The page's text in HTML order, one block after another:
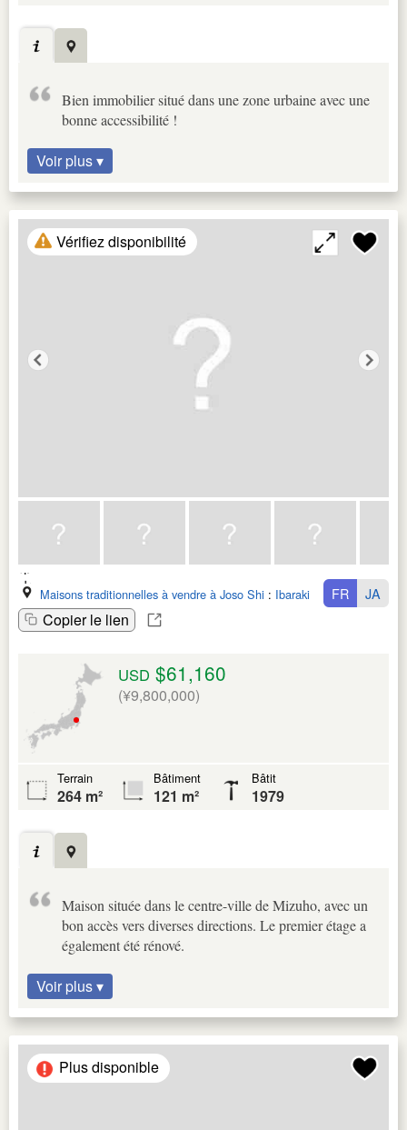
Bien immobilier situé dans une zone urbaine avec une
bonne accessibilité !
Voir plus ▾
Vérifiez disponibilité
Maisons traditionnelles à vendre à Joso Shi : Ibaraki Ken
Copier le lien
FR JA
USD $61,160
(¥9,800,000)
Terrain
264 m²
Bâtiment
121 m²
Bâtit
1979
Maison située dans le centre-ville de Mizuho, avec un
bon accès vers diverses directions. Le premier étage a
également été rénové.
Voir plus ▾
Plus disponible